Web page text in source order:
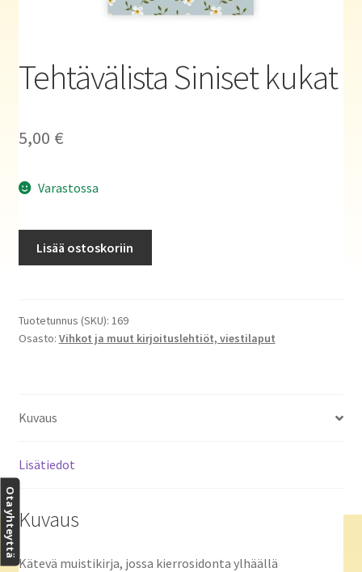
Haluatko kirjailijaksi?
Tehtävälista Siniset kukat
5,00 €
Varastossa
Lisää ostoskoriin
Tuotetunnus (SKU): 169
Osasto: Vihkot ja muut kirjoituslehtiöt, viestilaput
Kuvaus
Lisätiedot
Kuvaus
Kätevä muistikirja, jossa kierrosidonta ylhäällä
Ota yhteyttä